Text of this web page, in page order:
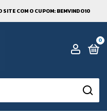
SITE COM O CUPOM: BEMVINDO10
0